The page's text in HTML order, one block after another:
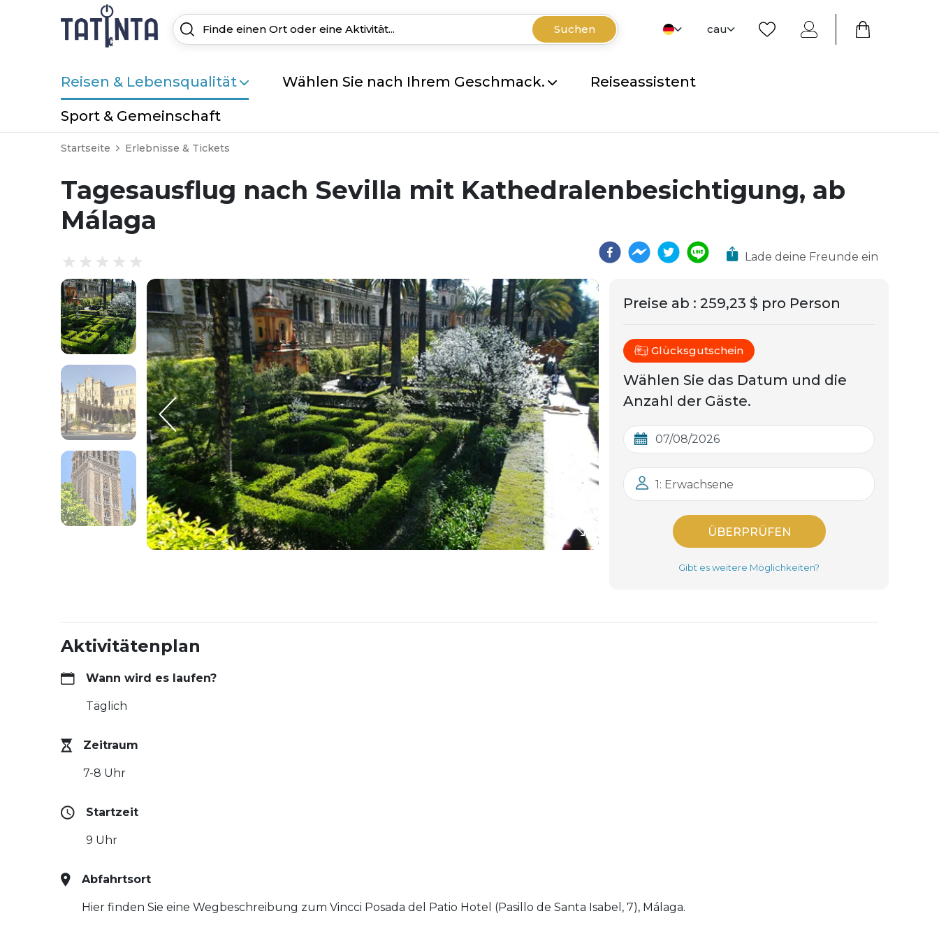
Suchen cau
Reisen & Lebensqualität Wählen Sie nach Ihrem Geschmack. Reiseassistent
Sport & Gemeinschaft
Startseite Erlebnisse & Tickets
Tagesausflug nach Sevilla mit Kathedralenbesichtigung, ab
Málaga
Lade deine Freunde ein
Preise ab : 259,23 $ pro Person
Glücksgutschein
Wählen Sie das Datum und die
Anzahl der Gäste.
1: Erwachsene
ÜBERPRÜFEN
Gibt es weitere Möglichkeiten?
Aktivitätenplan
Wann wird es laufen?
Täglich
Zeitraum
7-8 Uhr
Startzeit
9 Uhr
Abfahrtsort
Hier finden Sie eine Wegbeschreibung zum Vincci Posada del Patio Hotel (Pasillo de Santa Isabel, 7), Málaga.